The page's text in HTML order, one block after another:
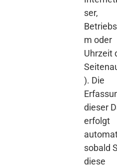
ser,
m oder
Uhrzeit
). Die
dieser
erfolgt
sobald
diese